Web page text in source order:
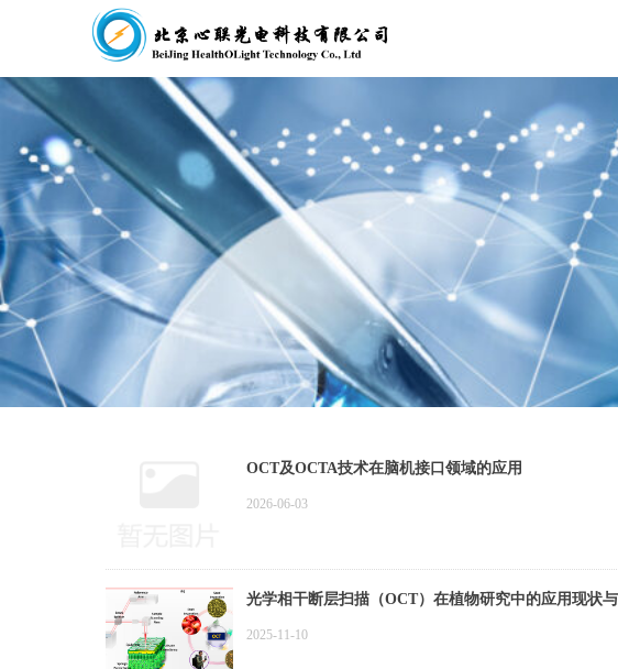
OCT及OCTA技术在脑机接口领域的应用
2026-06-03
光学相干断层扫描（OCT）在植物研究中的应用现状
2025-11-10